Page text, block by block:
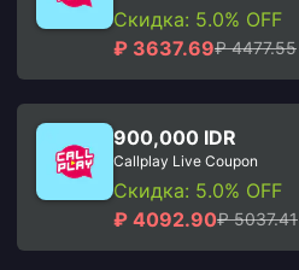
Скидка: 5.0% OFF
₽ 3637.69₽ 4477.55
900,000 IDR
Callplay Live Coupon
Скидка: 5.0% OFF
₽ 4092.90₽ 5037.41